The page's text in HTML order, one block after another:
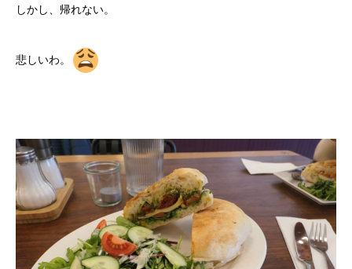
しかし、帰れない。
悲しいわ。